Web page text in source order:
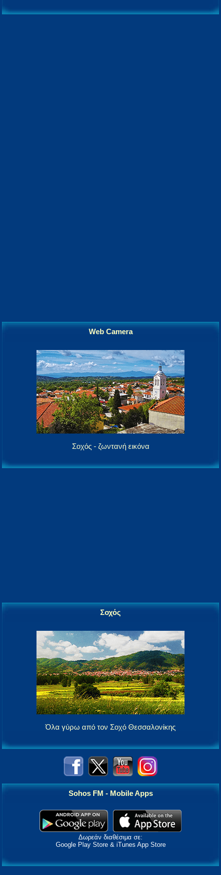
Web Camera
Σοχός - ζωντανή εικόνα
Σοχός
Όλα γύρω από τον Σοχό Θεσσαλονίκης
Sohos FM - Mobile Apps
Δωρεάν διαθέσιμα σε:
Google Play Store & iTunes App Store